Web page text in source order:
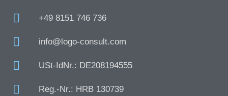
+49 8151 746 736
info@logo-consult.com
USt-IdNr.: DE208194555
Reg.-Nr.: HRB 130739